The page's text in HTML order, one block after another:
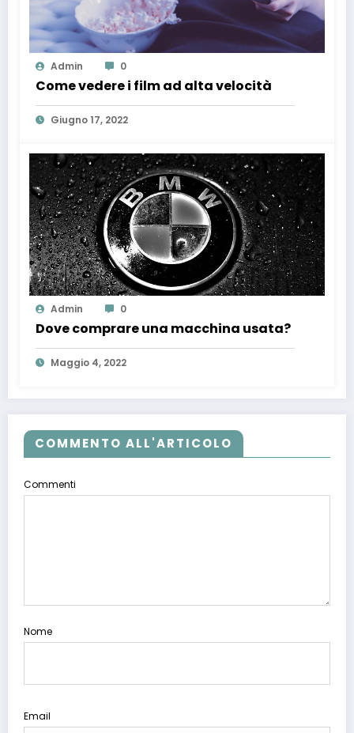
Admin 0
Come vedere i film ad alta velocità
Giugno 17, 2022
Admin 0
Dove comprare una macchina usata?
Maggio 4, 2022
COMMENTO ALL'ARTICOLO
Commenti
Nome
Email